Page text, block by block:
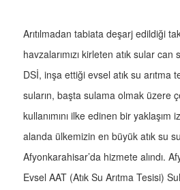
Arıtılmadan tabiata deşarj edildiği
havzalarımızı kirleten atık sular
DSİ, inşa ettiği evsel atık su arıtma
suların, başta sulama olmak üzere
kullanımını ilke edinen bir yaklaşım
alanda ülkemizin en büyük atık su
Afyonkarahisar’da hizmete alındı.
Evsel AAT (Atık Su Arıtma Tesisi)